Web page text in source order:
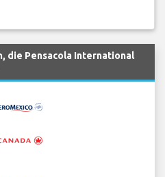
die Pensacola International